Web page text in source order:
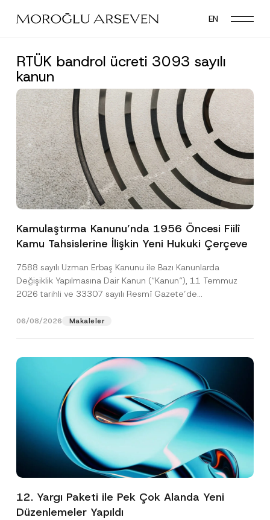
main
EN
RTÜK bandrol ücreti 3093 sayılı
kanun
Kamulaştırma Kanunu’nda 1956 Öncesi Fiilî
Kamu Tahsislerine İlişkin Yeni Hukuki Çerçeve
7588 sayılı Uzman Erbaş Kanunu ile Bazı Kanunlarda
Değişiklik Yapılmasına Dair Kanun (“Kanun“), 11 Temmuz
2026 tarihli ve 33307 sayılı Resmî Gazete’de
06/08/2026 Makaleler
12. Yargı Paketi ile Pek Çok Alanda Yeni
Düzenlemeler Yapıldı